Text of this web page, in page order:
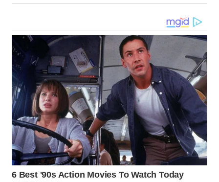
LANGKAT
WN
TAPANULI
SELATAN
WN
TANJUNG
LESUNG
WN
KARO